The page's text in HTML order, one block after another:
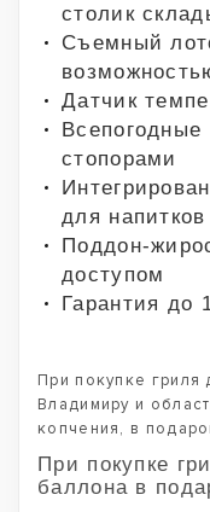
столик
Съемный
Датчик
стопорами
для
Поддон-
доступом
Гарантия до
При покупке гриля
Владимиру и
копчения, в
При покупке
баллона в